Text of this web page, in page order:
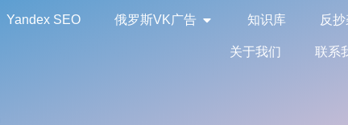
Yandex SEO 俄罗斯VK广告 知识库 反
关于我们 联系